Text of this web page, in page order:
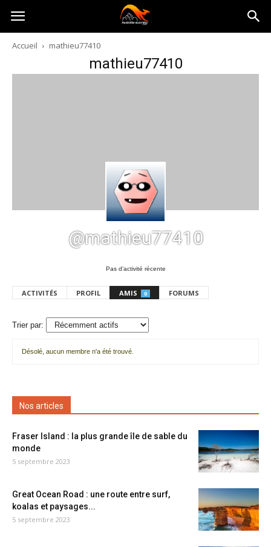
Australia-
australie.com
Accueil mathieu77410
mathieu77410
@mathieu77410
Pas d’activité récente
ACTIVITÉS PROFIL AMIS 0 FORUMS
Trier par:
amis
Désolé, aucun membre n'a été trouvé.
Nos articles
Fraser Island : la plus grande île de sable du
monde
5 septembre 2023
Great Ocean Road : une route entre surf,
koalas et paysages...
5 septembre 2023